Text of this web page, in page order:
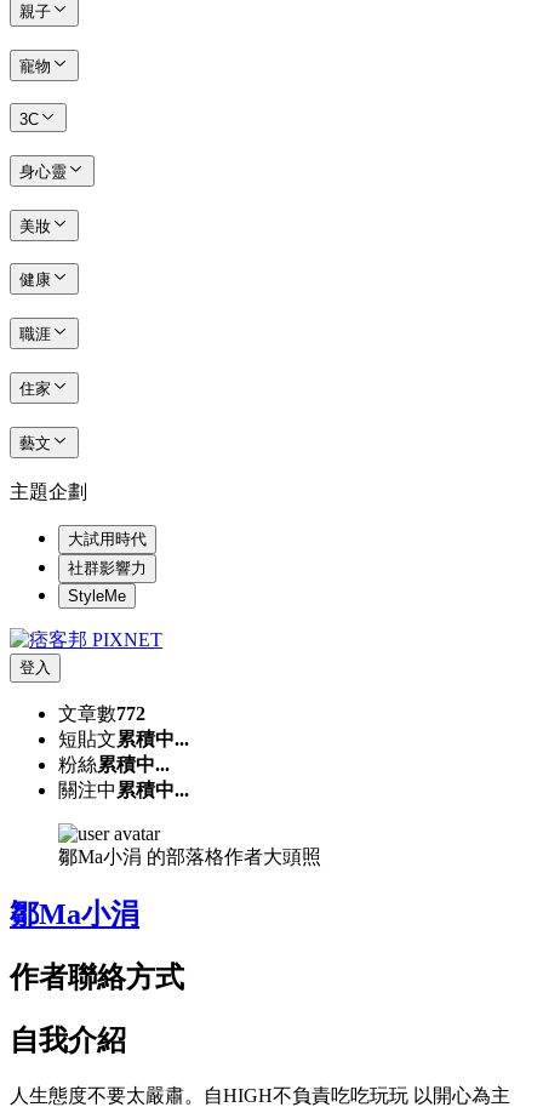
親子
寵物
3C
身心靈
美妝
健康
職涯
住家
藝文
主題企劃
大試用時代
社群影響力
StyleMe
登入
文章數772
短貼文累積中...
粉絲累積中...
關注中 累積中...
鄒Ma小涓 的部落格作者大頭照
鄒Ma小涓
作者聯絡方式
自我介紹
人生態度不要太嚴肅。自HIGH不負責吃吃玩玩 以開心為主